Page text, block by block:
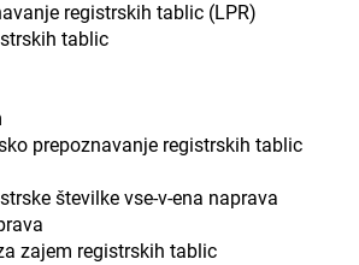
registrskih tablic (LPR)
tablic
prepoznavanje registrskih tablic
številke vse-v-ena naprava
zajem registrskih tablic